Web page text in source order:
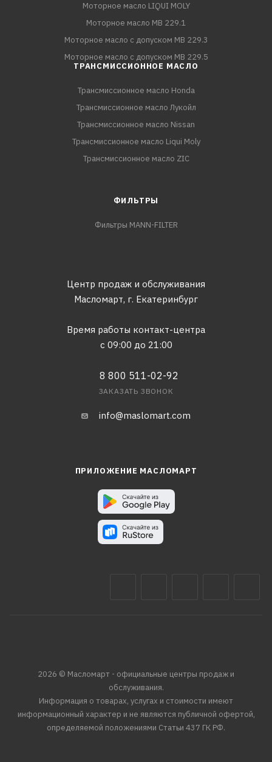
Моторное масло LIQUI MOLY
Моторное масло MB 229.1
Моторное масло с допуском MB 229.3
Моторное масло с допуском MB 229.5
ТРАНСМИССИОННОЕ МАСЛО
Трансмиссионное масло Honda
Трансмиссионное масло Лукойл
Трансмиссионное масло Nissan
Трансмиссионное масло Liqui Moly
Трансмиссионное масло ZIC
ФИЛЬТРЫ
Фильтры MANN-FILTER
Центр продаж и обслуживания
Масломарт, г. Екатеринбург
Время работы контакт-центра
с 09:00 до 21:00
8 800 511-02-92
ЗАКАЗАТЬ ЗВОНОК
info@maslomart.com
ПРИЛОЖЕНИЕ МАСЛОМАРТ
2026 © Масломарт - официальные центры продаж и
обслуживания.
Информация о товарах, услугах и стоимости имеют
информационный характер и не являются публичной офертой,
определяемой положениями Статьи 437 ГК РФ.